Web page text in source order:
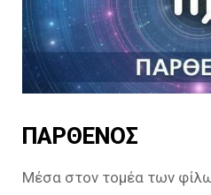
ΠΑΡΘΕΝΟΣ
Μέσα στον τομέα των